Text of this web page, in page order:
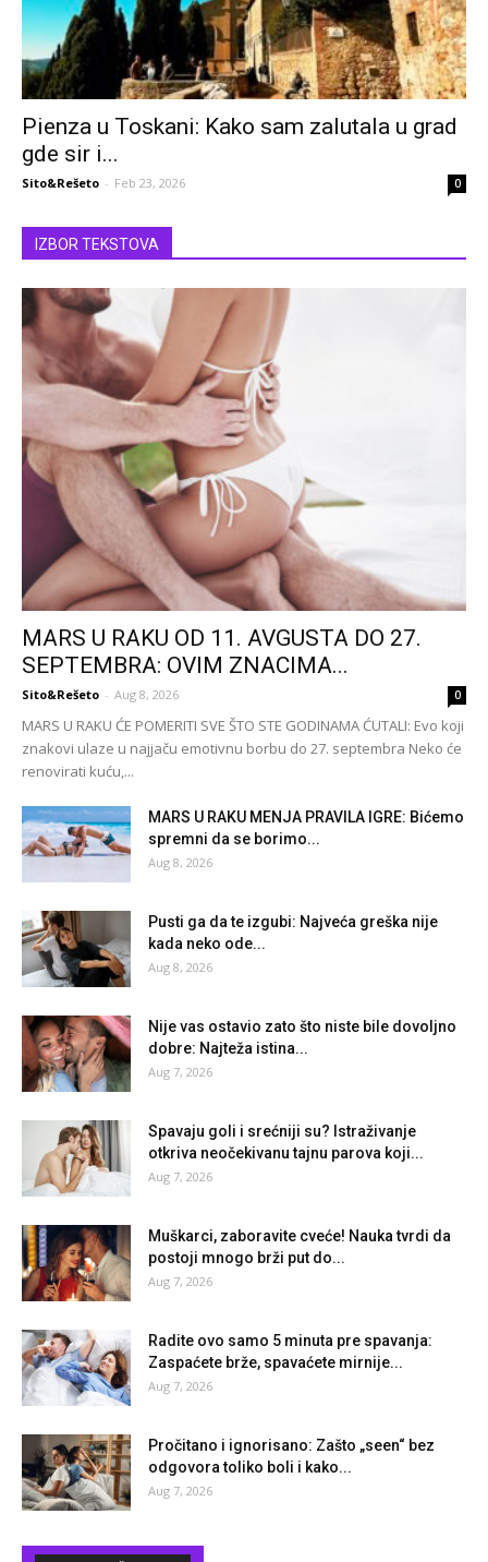
Pienza u Toskani: Kako sam zalutala u grad
gde sir i...
Sito&Rešeto - Feb 23, 2026 0
IZBOR TEKSTOVA
MARS U RAKU OD 11. AVGUSTA DO 27.
SEPTEMBRA: OVIM ZNACIMA...
Sito&Rešeto - Aug 8, 2026 0
MARS U RAKU ĆE POMERITI SVE ŠTO STE GODINAMA ĆUTALI: Evo koji
znakovi ulaze u najjaču emotivnu borbu do 27. septembra Neko će
renovirati kuću,...
MARS U RAKU MENJA PRAVILA IGRE: Bićemo
spremni da se borimo...
Aug 8, 2026
Pusti ga da te izgubi: Najveća greška nije
kada neko ode...
Aug 8, 2026
Nije vas ostavio zato što niste bile dovoljno
dobre: Najteža istina...
Aug 7, 2026
Spavaju goli i srećniji su? Istraživanje
otkriva neočekivanu tajnu parova koji...
Aug 7, 2026
Muškarci, zaboravite cveće! Nauka tvrdi da
postoji mnogo brži put do...
Aug 7, 2026
Radite ovo samo 5 minuta pre spavanja:
Zaspaćete brže, spavaćete mirnije...
Aug 7, 2026
Pročitano i ignorisano: Zašto „seen“ bez
odgovora toliko boli i kako...
Aug 7, 2026